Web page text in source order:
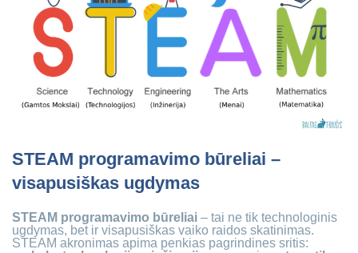
STEAM programavimo būreliai –
visapusiškas ugdymas
STEAM programavimo būreliai – tai ne tik technologinis
ugdymas, bet ir visapusiškas vaiko raidos skatinimas.
STEAM akronimas apima penkias pagrindines sritis: